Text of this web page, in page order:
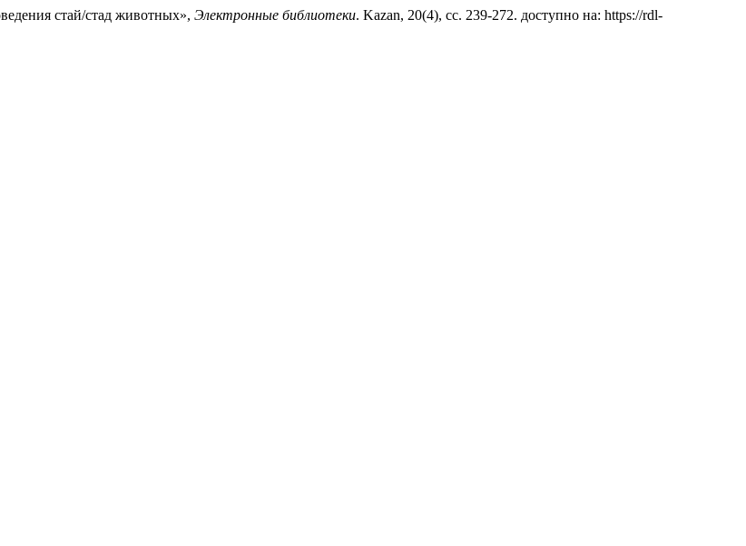
стай/стад животных», Электронные библиотеки. Kazan, 20(4), сс. 239-272. доступно на: https://rdl-